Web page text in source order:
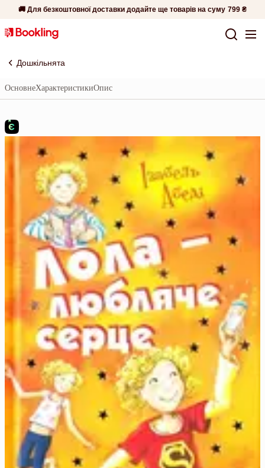
🚚 Для безкоштовної доставки додайте ще товарів на суму 799 ₴
Дошкільнята
ОсновнеХарактеристикиОпис